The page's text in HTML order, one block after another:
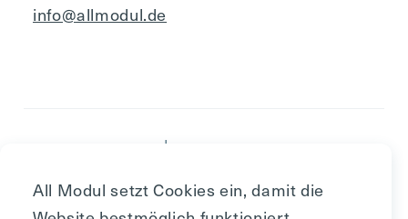
All Modul setzt Cookies ein, damit die
info@allmodul.de
Impressum
AGB